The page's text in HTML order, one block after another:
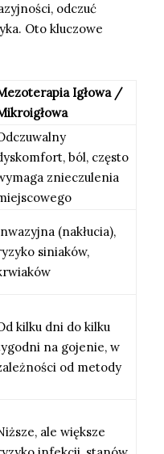
odczuć
Oto kluczowe
Igłowa /
ból, często
znieczulenia
(nakłucia),
siniaków,
kilku dni do kilku
na gojenie, w
od metody
ale większe